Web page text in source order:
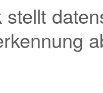
stellt